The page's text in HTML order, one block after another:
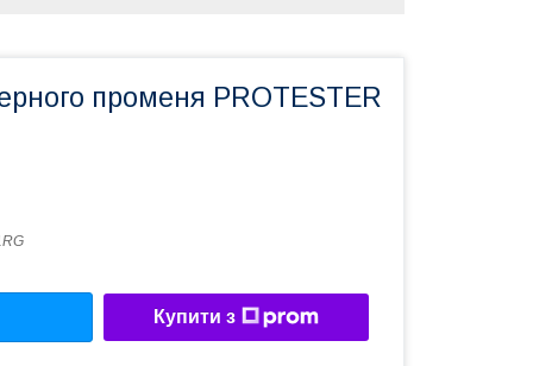
променя PROTESTER
Купити з